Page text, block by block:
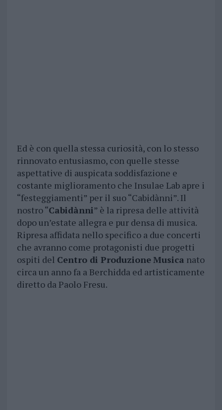
Ed è con quella stessa curiosità, con lo stesso
rinnovato entusiasmo, con quelle stesse
aspettative di auspicata soddisfazione e
costante miglioramento che Insulae Lab apre i
“festeggiamenti” per il suo “Cabidànni”. Il
nostro “Cabidànni” è la ripresa delle attività
dopo un’estate allegra e pur densa di musica.
Ripresa affidata nello specifico a due concerti
che avranno come protagonisti due progetti
ospiti del Centro di ProduzioneMusica nato
circa un anno fa a Berchidda ed artisticamente
diretto da Paolo Fresu.